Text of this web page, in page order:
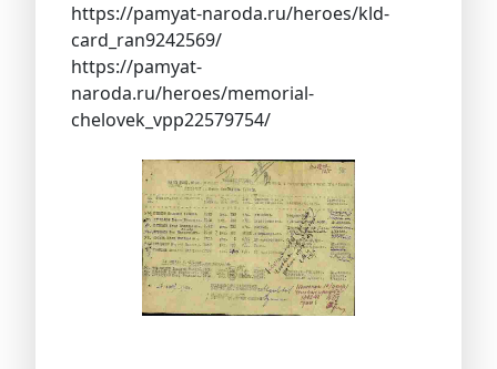
https://pamyat-naroda.ru/heroes/kld-
card_ran9242569/
https://pamyat-
naroda.ru/heroes/memorial-
chelovek_vpp22579754/